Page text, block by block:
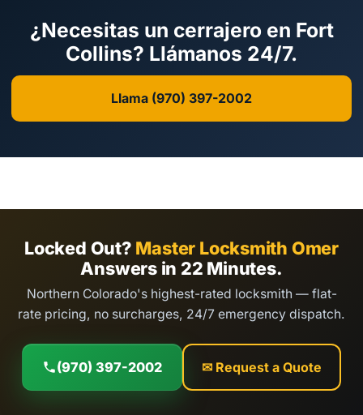
¿Necesitas un cerrajero en Fort
Collins? Llámanos 24/7.
Llama (970) 397-2002
Locked Out? Master Locksmith Omer
Answers in 22 Minutes.
Northern Colorado's highest-rated locksmith — flat-
rate pricing, no surcharges, 24/7 emergency dispatch.
(970) 397-2002 ✉ Request a Quote